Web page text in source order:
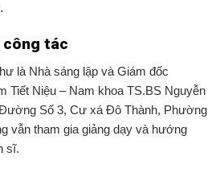
công tác
là Nhà sáng lập và Giám đốc
Tiết Niệu – Nam khoa TS.BS Nguyễn
Số 3, Cư xá Đô Thành, Phường
vẫn tham gia giảng dạy và hướng
sĩ.